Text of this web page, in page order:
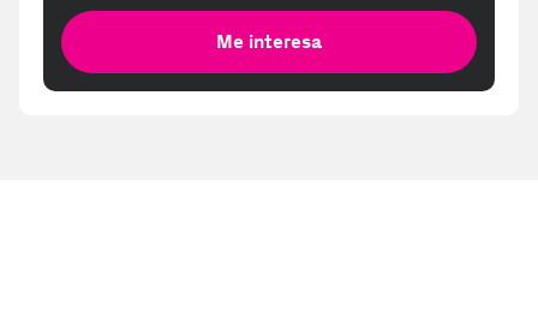
Me interesa